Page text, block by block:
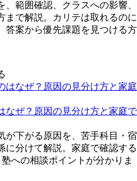
範囲確認、クラスへの影響、
まで解説。カリテは取れるのに
答案から優先課題を見つける方
なぜ？原因の見分け方と家庭で
が下がる原因を、苦手科目・宿
に分けて解説。家庭で確認する
への相談ポイントが分かりま